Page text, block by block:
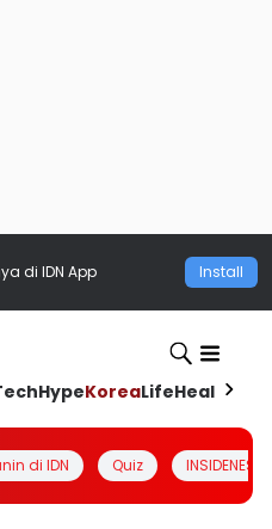
di IDN App Install
HypeKoreaLifeHealth
di IDN Quiz INSIDENESIA